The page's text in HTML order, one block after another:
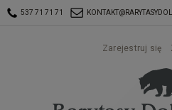
537 71 71 71
Zarejestruj się